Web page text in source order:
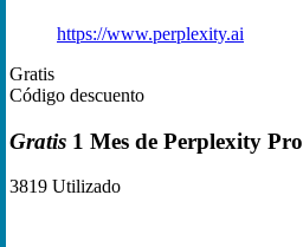
https://www.perplexity.ai
Gratis
Código descuento
Gratis 1 Mes de Perplexity Pro
3819 Utilizado